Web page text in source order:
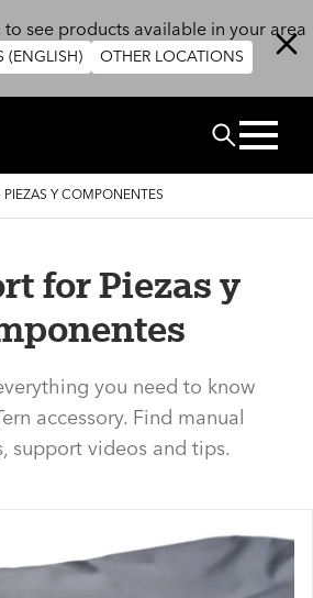
see products available in your area
(ENGLISH) OTHER LOCATIONS
BUSCAR
PIEZAS Y COMPONENTES
for Piezas y
you need to know
accessory. Find manual
support videos and tips.